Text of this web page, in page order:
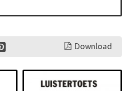
Download